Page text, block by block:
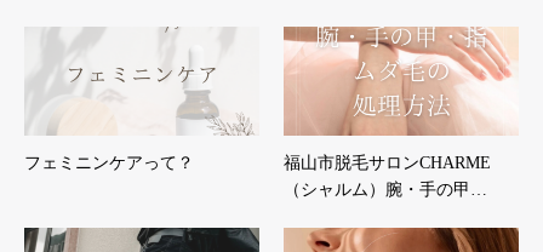
フェミニンケアって？
福山市脱毛サロンCHARME
（シャルム）腕・手の甲…